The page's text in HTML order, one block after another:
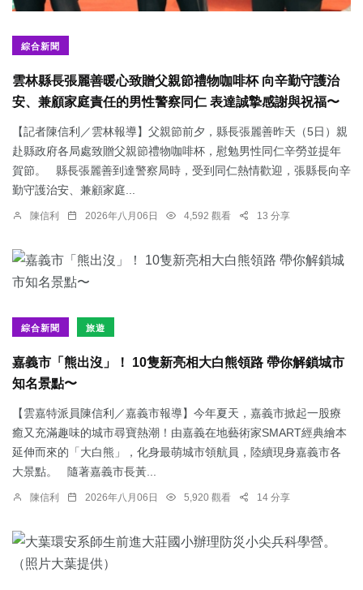
綜合新聞
雲林縣長張麗善暖心致贈父親節禮物咖啡杯 向辛勤守護治
安、兼顧家庭責任的男性警察同仁 表達誠摯感謝與祝福〜
【記者陳信利／雲林報導】父親節前夕，縣長張麗善昨天（5日）親
赴縣政府各局處致贈父親節禮物咖啡杯，慰勉男性同仁辛勞並提年
賀節。 縣長張麗善到達警察局時，受到同仁熱情歡迎，張縣長向辛
勤守護治安、兼顧家庭...
陳信利 2026年八月06日 4,592 觀看 13 分享
綜合新聞 旅遊
嘉義市「熊出沒」！ 10隻新亮相大白熊領路 帶你解鎖城市
知名景點〜
【雲嘉特派員陳信利／嘉義市報導】今年夏天，嘉義市掀起一股療
癒又充滿趣味的城市尋寶熱潮！由嘉義在地藝術家SMART經典繪本
延伸而來的「大白熊」，化身最萌城市領航員，陸續現身嘉義市各
大景點。 隨著嘉義市長黃...
陳信利 2026年八月06日 5,920 觀看 14 分享